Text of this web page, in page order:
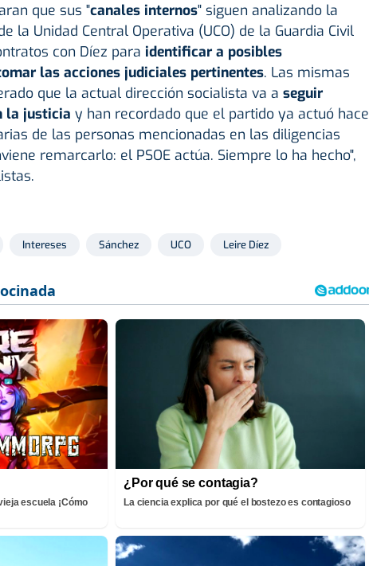
que sus "canales internos" siguen analizando la
la Unidad Central Operativa (UCO) de la Guardia Civil
con Díez para identificar a posibles
las acciones judiciales pertinentes. Las mismas
que la actual dirección socialista va a seguir
la justicia y han recordado que el partido ya actuó hace
de las personas mencionadas en las diligencias
remarcarlo: el PSOE actúa. Siempre lo ha hecho",
Intereses Sánchez UCO Leire Díez
escuela ¡Cómo
¿Por qué se contagia?
La ciencia explica por qué el bostezo es contagioso